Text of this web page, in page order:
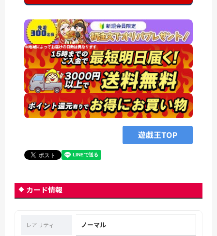
遊戯王TOP
カード情報
レアリティ ノーマル